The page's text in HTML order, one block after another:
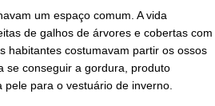
um espaço comum. A vida
de galhos de árvores e cobertas com
habitantes costumavam partir os ossos
se conseguir a gordura, produto
para o vestuário de inverno.